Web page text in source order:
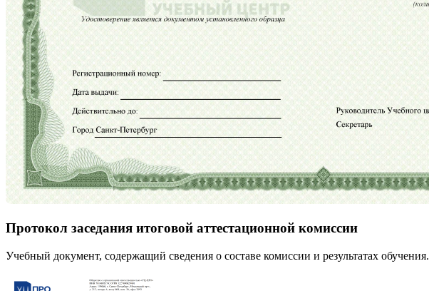
Протокол заседания итоговой аттестационной комиссии
Учебный документ, содержащий сведения о составе комиссии и результатах обучения.